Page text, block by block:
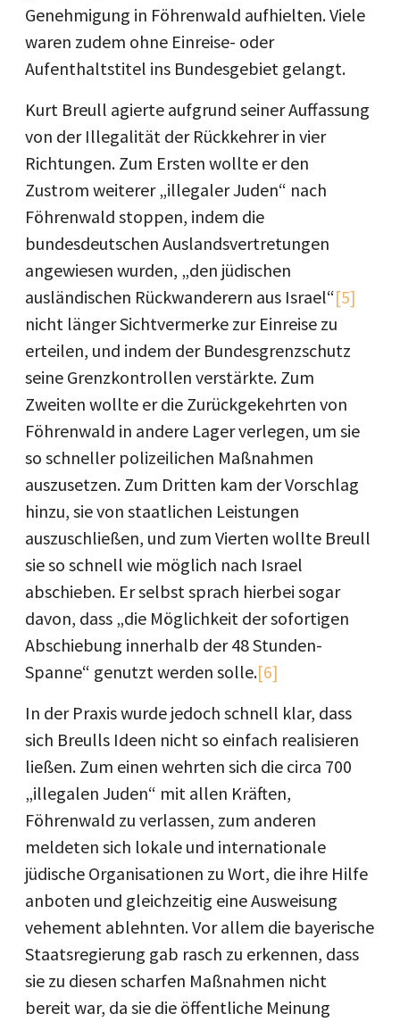
Genehmigung in Föhrenwald aufhielten. Viele
waren zudem ohne Einreise- oder
Aufenthaltstitel ins Bundesgebiet gelangt.
Kurt Breull agierte aufgrund seiner Auffassung
von der Illegalität der Rückkehrer in vier
Richtungen. Zum Ersten wollte er den
Zustrom weiterer „illegaler Juden“ nach
Föhrenwald stoppen, indem die
bundesdeutschen Auslandsvertretungen
angewiesen wurden, „den jüdischen
ausländischen Rückwanderern aus Israel“[5]
nicht länger Sichtvermerke zur Einreise zu
erteilen, und indem der Bundesgrenzschutz
seine Grenzkontrollen verstärkte. Zum
Zweiten wollte er die Zurückgekehrten von
Föhrenwald in andere Lager verlegen, um sie
so schneller polizeilichen Maßnahmen
auszusetzen. Zum Dritten kam der Vorschlag
hinzu, sie von staatlichen Leistungen
auszuschließen, und zum Vierten wollte Breull
sie so schnell wie möglich nach Israel
abschieben. Er selbst sprach hierbei sogar
davon, dass „die Möglichkeit der sofortigen
Abschiebung innerhalb der 48 Stunden-
Spanne“ genutzt werden solle.[6]
In der Praxis wurde jedoch schnell klar, dass
sich Breulls Ideen nicht so einfach realisieren
ließen. Zum einen wehrten sich die circa 700
„illegalen Juden“ mit allen Kräften,
Föhrenwald zu verlassen, zum anderen
meldeten sich lokale und internationale
jüdische Organisationen zu Wort, die ihre Hilfe
anboten und gleichzeitig eine Ausweisung
vehement ablehnten. Vor allem die bayerische
Staatsregierung gab rasch zu erkennen, dass
sie zu diesen scharfen Maßnahmen nicht
bereit war, da sie die öffentliche Meinung